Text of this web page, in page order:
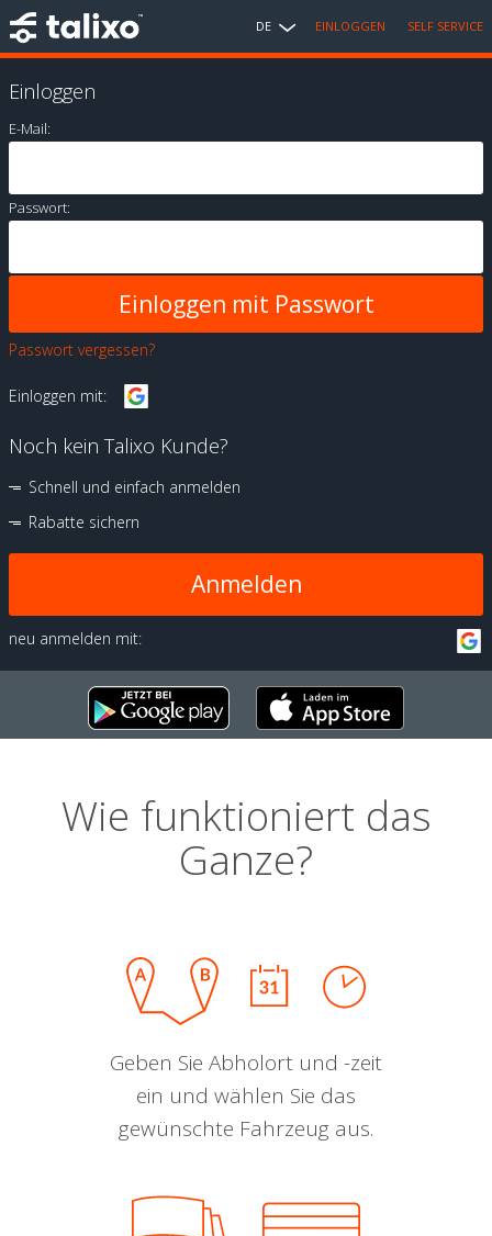
DE EINLOGGEN SELF SERVICE
Einloggen
E-Mail:
Passwort:
Passwort vergessen?
Einloggen mit:
Noch kein Talixo Kunde?
Schnell und einfach anmelden
Rabatte sichern
Anmelden
neu anmelden mit:
Wie funktioniert das
Ganze?
Geben Sie Abholort und -zeit
ein und wählen Sie das
gewünschte Fahrzeug aus.